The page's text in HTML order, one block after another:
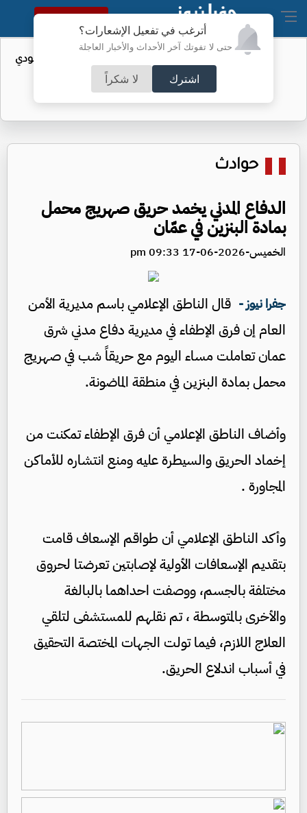
أترغب في تفعيل الإشعارات؟
حتى لا تفوتك آخر الأحداث والأخبار العاجلة
اشترك لا شكراً
النسخة الكاملة
واردات الولايات المتحدة من النفط السعودي
تهبط إلى الصفر
حوادث
الدفاع المدني يخمد حريق صهريج محمل
بمادة البنزين في عمّان
الخميس-2026-06-17 09:33 pm
جفرا نيوز - قال الناطق الإعلامي باسم مديرية الأمن
العام إن فرق الإطفاء في مديرية دفاع مدني شرق
عمان تعاملت مساء اليوم مع حريقاً شب في صهريج
محمل بمادة البنزين في منطقة الماضونة.
وأضاف الناطق الإعلامي أن فرق الإطفاء تمكنت من
إخماد الحريق والسيطرة عليه ومنع انتشاره للأماكن
المجاورة .
وأكد الناطق الإعلامي أن طواقم الإسعاف قامت
بتقديم الإسعافات الأولية لإصابتين تعرضتا لحروق
مختلفة بالجسم، ووصفت احداهما بالبالغة
والأخرى بالمتوسطة ، تم نقلهم للمستشفى لتلقي
العلاج اللازم، فيما تولت الجهات المختصة التحقيق
في أسباب اندلاع الحريق.